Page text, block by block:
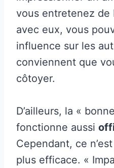
vous entretenez de
avec eux, vous
influence sur les
conviennent que
côtoyer.
D’ailleurs, la «
fonctionne aussi
Cependant, ce
plus efficace. «